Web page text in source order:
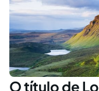
O título de